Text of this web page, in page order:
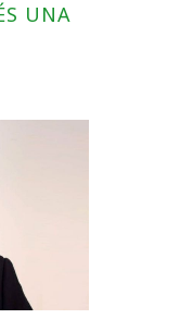
UNA